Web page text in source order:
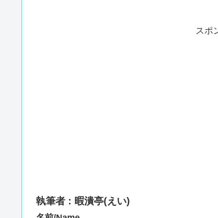
スポ
執筆者 : 暇潰亭(えい)